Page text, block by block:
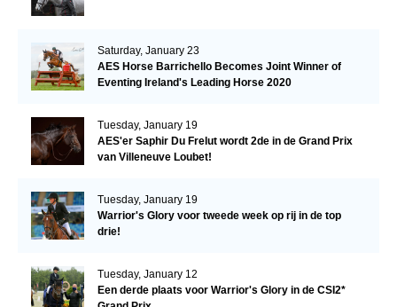
Saturday, January 23
AES Horse Barrichello Becomes Joint Winner of
Eventing Ireland's Leading Horse 2020
Tuesday, January 19
AES'er Saphir Du Frelut wordt 2de in de Grand Prix
van Villeneuve Loubet!
Tuesday, January 19
Warrior's Glory voor tweede week op rij in de top
drie!
Tuesday, January 12
Een derde plaats voor Warrior's Glory in de CSI2*